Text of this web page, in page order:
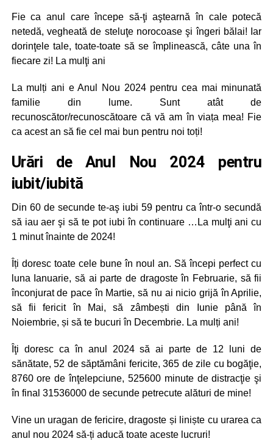
Fie ca anul care începe să-ţi aştearnă în cale potecă
netedă, vegheată de steluţe norocoase şi îngeri bălai! Iar
dorinţele tale, toate-toate să se împlinească, câte una în
fiecare zi! La mulţi ani
La mulți ani e Anul Nou 2024 pentru cea mai minunată
familie din lume. Sunt atât de
recunoscător/recunoscătoare că vă am în viața mea! Fie
ca acest an să fie cel mai bun pentru noi toți!
Urări de Anul Nou 2024 pentru
iubit/iubită
Din 60 de secunde te-aş iubi 59 pentru ca într-o secundă
să iau aer şi să te pot iubi în continuare …La mulţi ani cu
1 minut înainte de 2024!
Îți doresc toate cele bune în noul an. Să începi perfect cu
luna Ianuarie, să ai parte de dragoste în Februarie, să fii
înconjurat de pace în Martie, să nu ai nicio grijă în Aprilie,
să fii fericit în Mai, să zâmbești din Iunie până în
Noiembrie, și să te bucuri în Decembrie. La mulți ani!
Îţi doresc ca în anul 2024 să ai parte de 12 luni de
sănătate, 52 de săptămâni fericite, 365 de zile cu bogăţie,
8760 ore de înţelepciune, 525600 minute de distracţie şi
în final 31536000 de secunde petrecute alături de mine!
Vine un uragan de fericire, dragoste și liniște cu urarea ca
anul nou 2024 să-ți aducă toate aceste lucruri!